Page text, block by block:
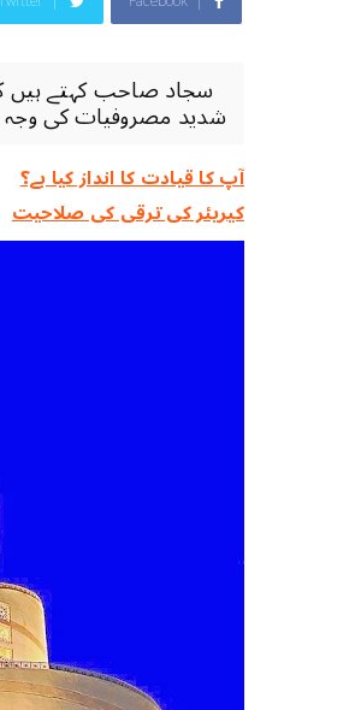
سجاد صاحب ﮐﮩﺘﮯ ﮨﯿﮟ
ﺷﺪﯾﺪ ﻣﺼﺮﻭﻓﯿﺎﺕ ﮐﯽ
آپ کا قیادت کا انداز کیا ہے؟
کیریئر کی ترقی کی صلاحیت